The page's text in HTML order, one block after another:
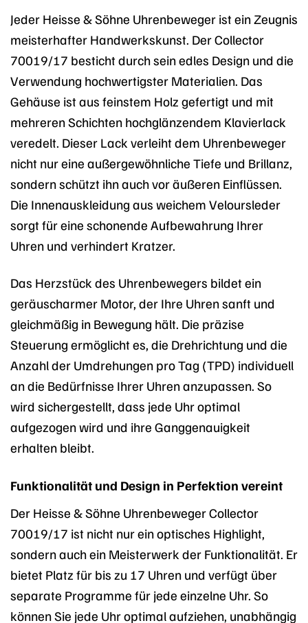
Jeder Heisse & Söhne Uhrenbeweger ist ein Zeugnis
meisterhafter Handwerkskunst. Der Collector
70019/17 besticht durch sein edles Design und die
Verwendung hochwertigster Materialien. Das
Gehäuse ist aus feinstem Holz gefertigt und mit
mehreren Schichten hochglänzendem Klavierlack
veredelt. Dieser Lack verleiht dem Uhrenbeweger
nicht nur eine außergewöhnliche Tiefe und Brillanz,
sondern schützt ihn auch vor äußeren Einflüssen.
Die Innenauskleidung aus weichem Veloursleder
sorgt für eine schonende Aufbewahrung Ihrer
Uhren und verhindert Kratzer.
Das Herzstück des Uhrenbewegers bildet ein
geräuscharmer Motor, der Ihre Uhren sanft und
gleichmäßig in Bewegung hält. Die präzise
Steuerung ermöglicht es, die Drehrichtung und die
Anzahl der Umdrehungen pro Tag (TPD) individuell
an die Bedürfnisse Ihrer Uhren anzupassen. So
wird sichergestellt, dass jede Uhr optimal
aufgezogen wird und ihre Ganggenauigkeit
erhalten bleibt.
Funktionalität und Design in Perfektion vereint
Der Heisse & Söhne Uhrenbeweger Collector
70019/17 ist nicht nur ein optisches Highlight,
sondern auch ein Meisterwerk der Funktionalität. Er
bietet Platz für bis zu 17 Uhren und verfügt über
separate Programme für jede einzelne Uhr. So
können Sie jede Uhr optimal aufziehen, unabhängig